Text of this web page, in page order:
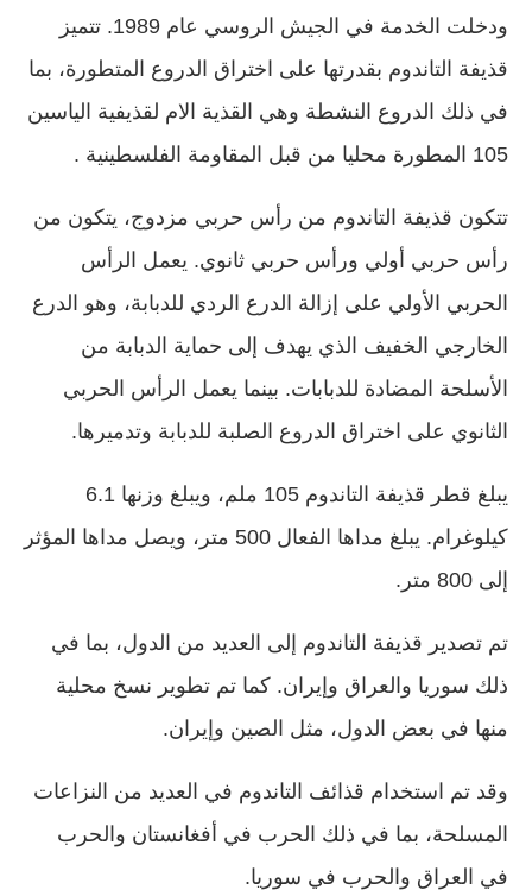
ودخلت الخدمة في الجيش الروسي عام 1989. تتميز
قذيفة التاندوم بقدرتها على اختراق الدروع المتطورة، بما
في ذلك الدروع النشطة وهي القذية الام لقذيفية الياسين
105 المطورة محليا من قبل المقاومة الفلسطينية .
تتكون قذيفة التاندوم من رأس حربي مزدوج، يتكون من
رأس حربي أولي ورأس حربي ثانوي. يعمل الرأس
الحربي الأولي على إزالة الدرع الردي للدبابة، وهو الدرع
الخارجي الخفيف الذي يهدف إلى حماية الدبابة من
الأسلحة المضادة للدبابات. بينما يعمل الرأس الحربي
الثانوي على اختراق الدروع الصلبة للدبابة وتدميرها.
يبلغ قطر قذيفة التاندوم 105 ملم، ويبلغ وزنها 6.1
كيلوغرام. يبلغ مداها الفعال 500 متر، ويصل مداها المؤثر
إلى 800 متر.
تم تصدير قذيفة التاندوم إلى العديد من الدول، بما في
ذلك سوريا والعراق وإيران. كما تم تطوير نسخ محلية
منها في بعض الدول، مثل الصين وإيران.
وقد تم استخدام قذائف التاندوم في العديد من النزاعات
المسلحة، بما في ذلك الحرب في أفغانستان والحرب
في العراق والحرب في سوريا.